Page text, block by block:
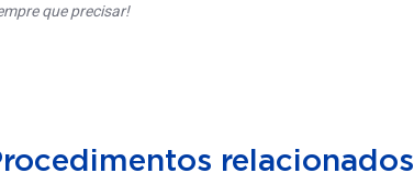
que precisar!
relacionados